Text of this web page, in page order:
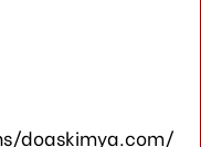
doaskimya.com/